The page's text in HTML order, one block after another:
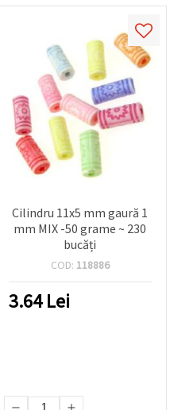
Cilindru 11x5 mm gaură 1
mm MIX -50 grame ~ 230
bucăți
COD: 118886
3.64Lei